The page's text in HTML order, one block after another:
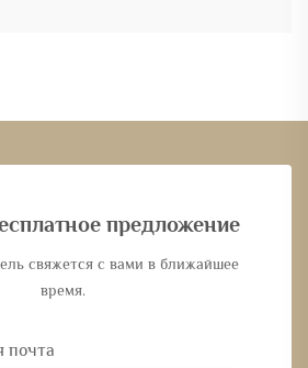
предложение
свяжется с вами в ближайшее
время.
почта